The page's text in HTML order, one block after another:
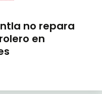
no repara
en